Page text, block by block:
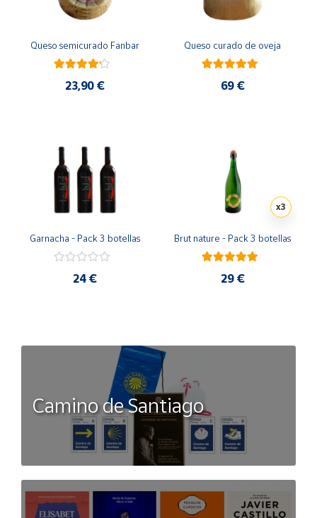
Queso semicurado Fanbar
23,90 €
Queso curado de oveja
69 €
Garnacha - Pack 3 botellas
24 €
x3
Brut nature - Pack 3 botellas
29 €
Camino de Santiago